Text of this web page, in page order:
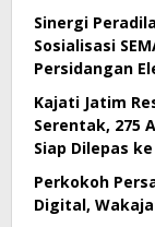
Sinergi
Sosialisasi
Persidangan
Kajati Jatim
Serentak, 275
Siap Dilepas
Perkokoh
Digital,